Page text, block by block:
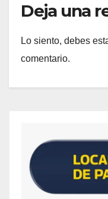
Deja una
Lo siento, debes
comentario.